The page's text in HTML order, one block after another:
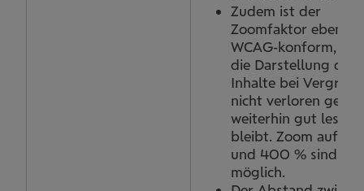
Zudem ist der
Zoomfaktor
WCAG-konform,
die Darstellung der
Inhalte bei
nicht verloren geht
weiterhin gut lesbar
bleibt. Zoom auf
und 400 % sind
möglich.